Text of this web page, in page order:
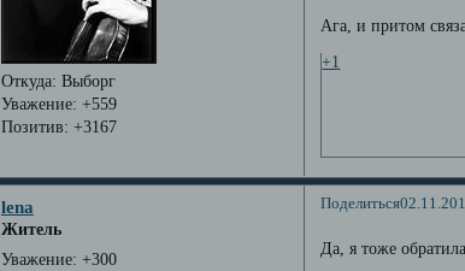
Откуда: Выборг
Уважение: +559
Позитив: +3167
Ага, и притом
+1
Поделиться
lena
Житель
Уважение: +300
Да, я тоже